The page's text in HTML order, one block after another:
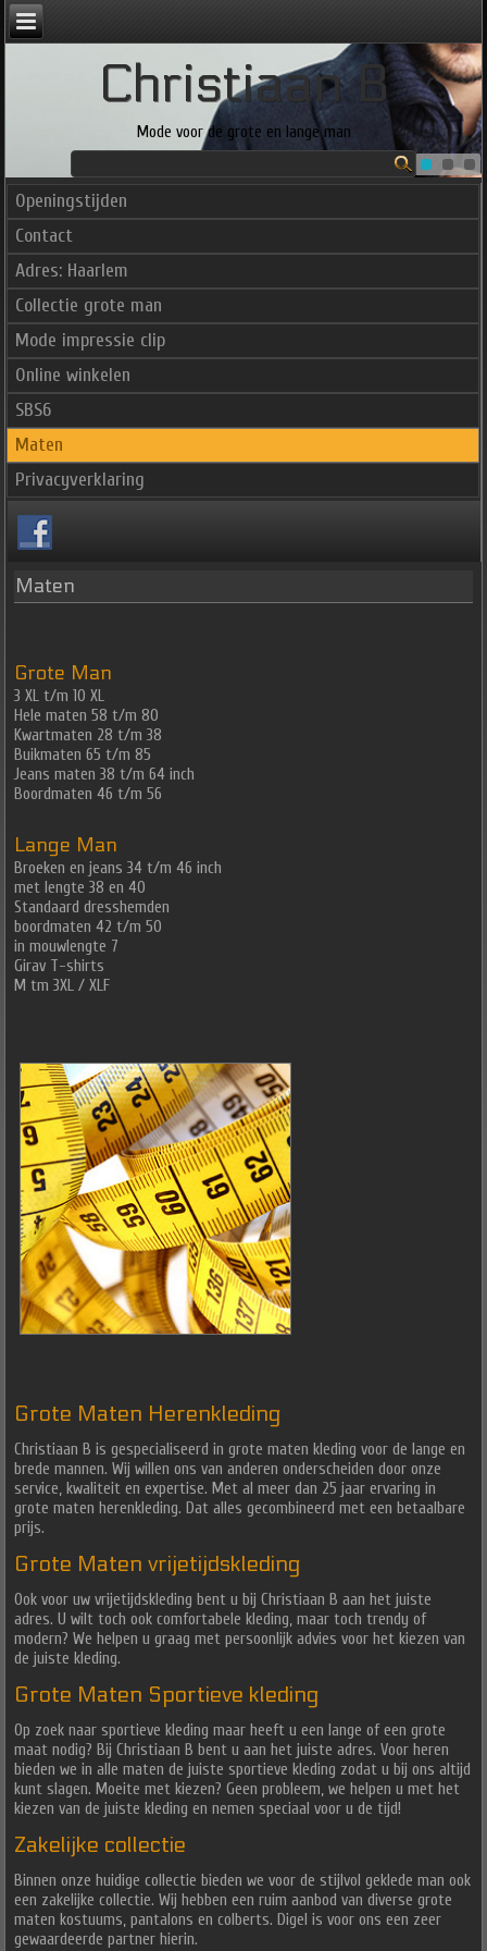
Christiaan B
Mode voor de grote en lange man
Openingstijden
Contact
Adres: Haarlem
Collectie grote man
Mode impressie clip
Online winkelen
SBS6
Maten
Privacyverklaring
Maten
Grote Man
3 XL t/m 10 XL
Hele maten 58 t/m 80
Kwartmaten 28 t/m 38
Buikmaten 65 t/m 85
Jeans maten 38 t/m 64 inch
Boordmaten 46 t/m 56
Lange Man
Broeken en jeans 34 t/m 46 inch
met lengte 38 en 40
Standaard dresshemden
boordmaten 42 t/m 50
in mouwlengte 7
Girav T-shirts
M tm 3XL / XLF
Grote Maten Herenkleding
Christiaan B is gespecialiseerd in grote maten kleding voor de lange en
brede mannen. Wij willen ons van anderen onderscheiden door onze
service, kwaliteit en expertise. Met al meer dan 25 jaar ervaring in
grote maten herenkleding. Dat alles gecombineerd met een betaalbare
prijs.
Grote Maten vrijetijdskleding
Ook voor uw vrijetijdskleding bent u bij Christiaan B aan het juiste
adres. U wilt toch ook comfortabele kleding, maar toch trendy of
modern? We helpen u graag met persoonlijk advies voor het kiezen van
de juiste kleding.
Grote Maten Sportieve kleding
Op zoek naar sportieve kleding maar heeft u een lange of een grote
maat nodig? Bij Christiaan B bent u aan het juiste adres. Voor heren
bieden we in alle maten de juiste sportieve kleding zodat u bij ons altijd
kunt slagen. Moeite met kiezen? Geen probleem, we helpen u met het
kiezen van de juiste kleding en nemen speciaal voor u de tijd!
Zakelijke collectie
Binnen onze huidige collectie bieden we voor de stijlvol geklede man ook
een zakelijke collectie. Wij hebben een ruim aanbod van diverse grote
maten kostuums, pantalons en colberts. Digel is voor ons een zeer
gewaardeerde partner hierin.